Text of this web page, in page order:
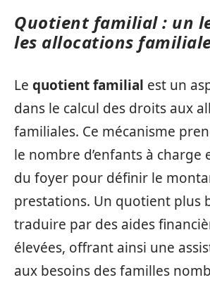
Quotient familial : un
les allocations
Le quotient familial est un
dans le calcul des droits aux
familiales. Ce mécanisme
le nombre d’enfants à charge
du foyer pour définir le
prestations. Un quotient plus
traduire par des aides
élevées, offrant ainsi une
aux besoins des familles